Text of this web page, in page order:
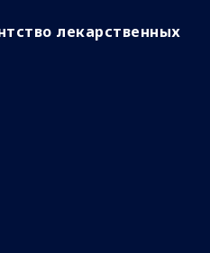
лекарственных